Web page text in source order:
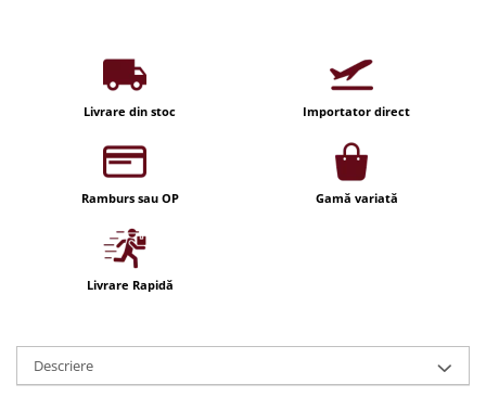
Becuri LED cu filament
Corpuri de emergenta
Profil banda LED
Fotosenzori si Senzori de miscare
Sina Magnetica Slim LIMBO
Livrare din stoc Importator direct
Ramburs sau OP Gamă variată
Livrare Rapidă
Descriere